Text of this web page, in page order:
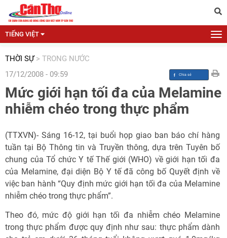
TIẾNG VIỆT
THỜI SỰ > TRONG NƯỚC
17/12/2008 - 09:59
Mức giới hạn tối đa của Melamine
nhiễm chéo trong thực phẩm
(TTXVN)- Sáng 16-12, tại buổi họp giao ban báo chí hàng
tuần tại Bộ Thông tin và Truyền thông, dựa trên Tuyên bố
chung của Tổ chức Y tế Thế giới (WHO) về giới hạn tối đa
của Melamine, đại diện Bộ Y tế đã công bố Quyết định về
việc ban hành “Quy định mức giới hạn tối đa của Melamine
nhiễm chéo trong thực phẩm”.
Theo đó, mức độ giới hạn tối đa nhiễm chéo Melamine
trong thực phẩm được quy định như sau: thực phẩm dành